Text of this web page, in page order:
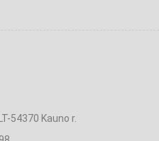
54370 Kauno r.